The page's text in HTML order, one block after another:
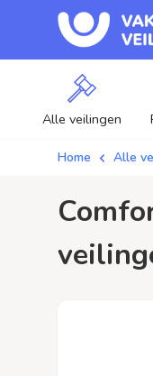
Alle veilingen
Home Alle
comfort ring dames / aanbiedingen - Plaats je bod op comfort ring dames